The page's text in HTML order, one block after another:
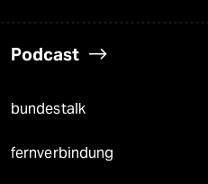
Podcast
bundestalk
fernverbindung